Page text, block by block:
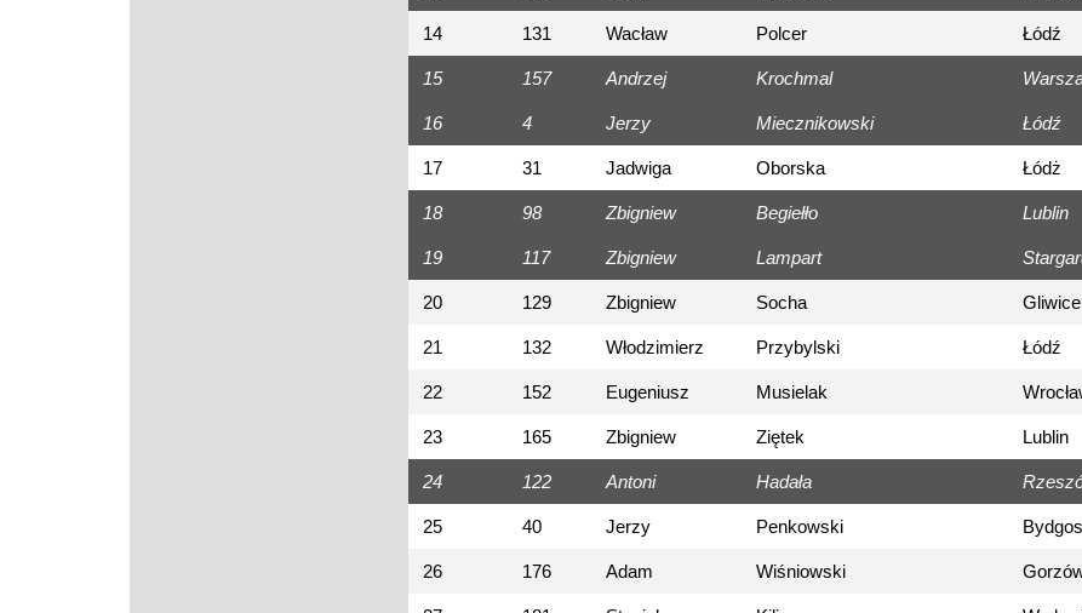
14 131 Wacław Polcer Łódź
15 157 Andrzej Krochmal
16 4 Jerzy Miecznikowski Łódź
17 31 Jadwiga Oborska Łódż
18 98 Zbigniew Begiełło Lublin
19 117 Zbigniew Lampart
20 129 Zbigniew Socha Gliwice
21 132 Włodzimierz Przybylski Łódź
22 152 Eugeniusz Musielak
23 165 Zbigniew Ziętek Lublin
24 122 Antoni Hadała
25 40 Jerzy Penkowski
26 176 Adam Wiśniowski